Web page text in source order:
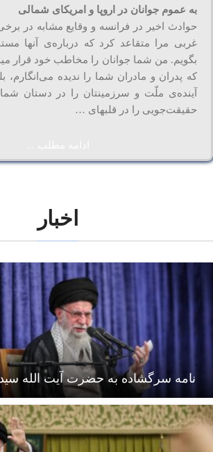
به عموم جوانان در اروپا و امریکای شمالی
حوادث اخیر در فرانسه و وقایع مشابه در
غربی مرا متقاعد کرد که درباره‌ی آنها
بگویم. من شما جوانان را مخاطب خود قرار
که پدران و مادران شما را ندیده می‌انگارم،
آینده‌ی ملّت و سرزمینتان را در دستان
حقیقت‌جویی را در قلبهای …
اخبار
نامه سرگشاده به حضرت آیت الله